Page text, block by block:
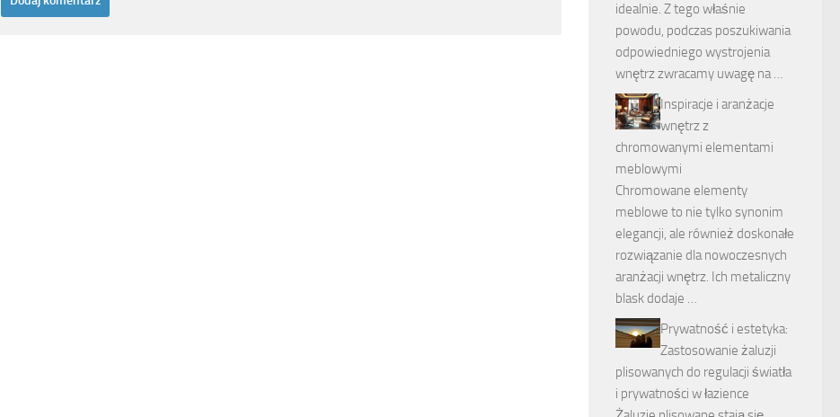
idealnie. Z tego właśnie
powodu, podczas poszukiwania
odpowiedniego wystrojenia
wnętrz zwracamy uwagę na …
Inspiracje i aranżacje
wnętrz z
chromowanymi elementami
meblowymi
Chromowane elementy
meblowe to nie tylko synonim
elegancji, ale również doskonałe
rozwiązanie dla nowoczesnych
aranżacji wnętrz. Ich metaliczny
blask dodaje …
Prywatność i estetyka:
Zastosowanie żaluzji
plisowanych do regulacji światła
i prywatności w łazience